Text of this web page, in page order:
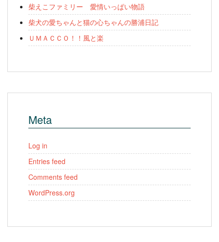
柴えこファミリー 愛情いっぱい物語
柴犬の愛ちゃんと猫の心ちゃんの勝浦日記
ＵＭＡＣＣＯ！！風と楽
Meta
Log in
Entries feed
Comments feed
WordPress.org